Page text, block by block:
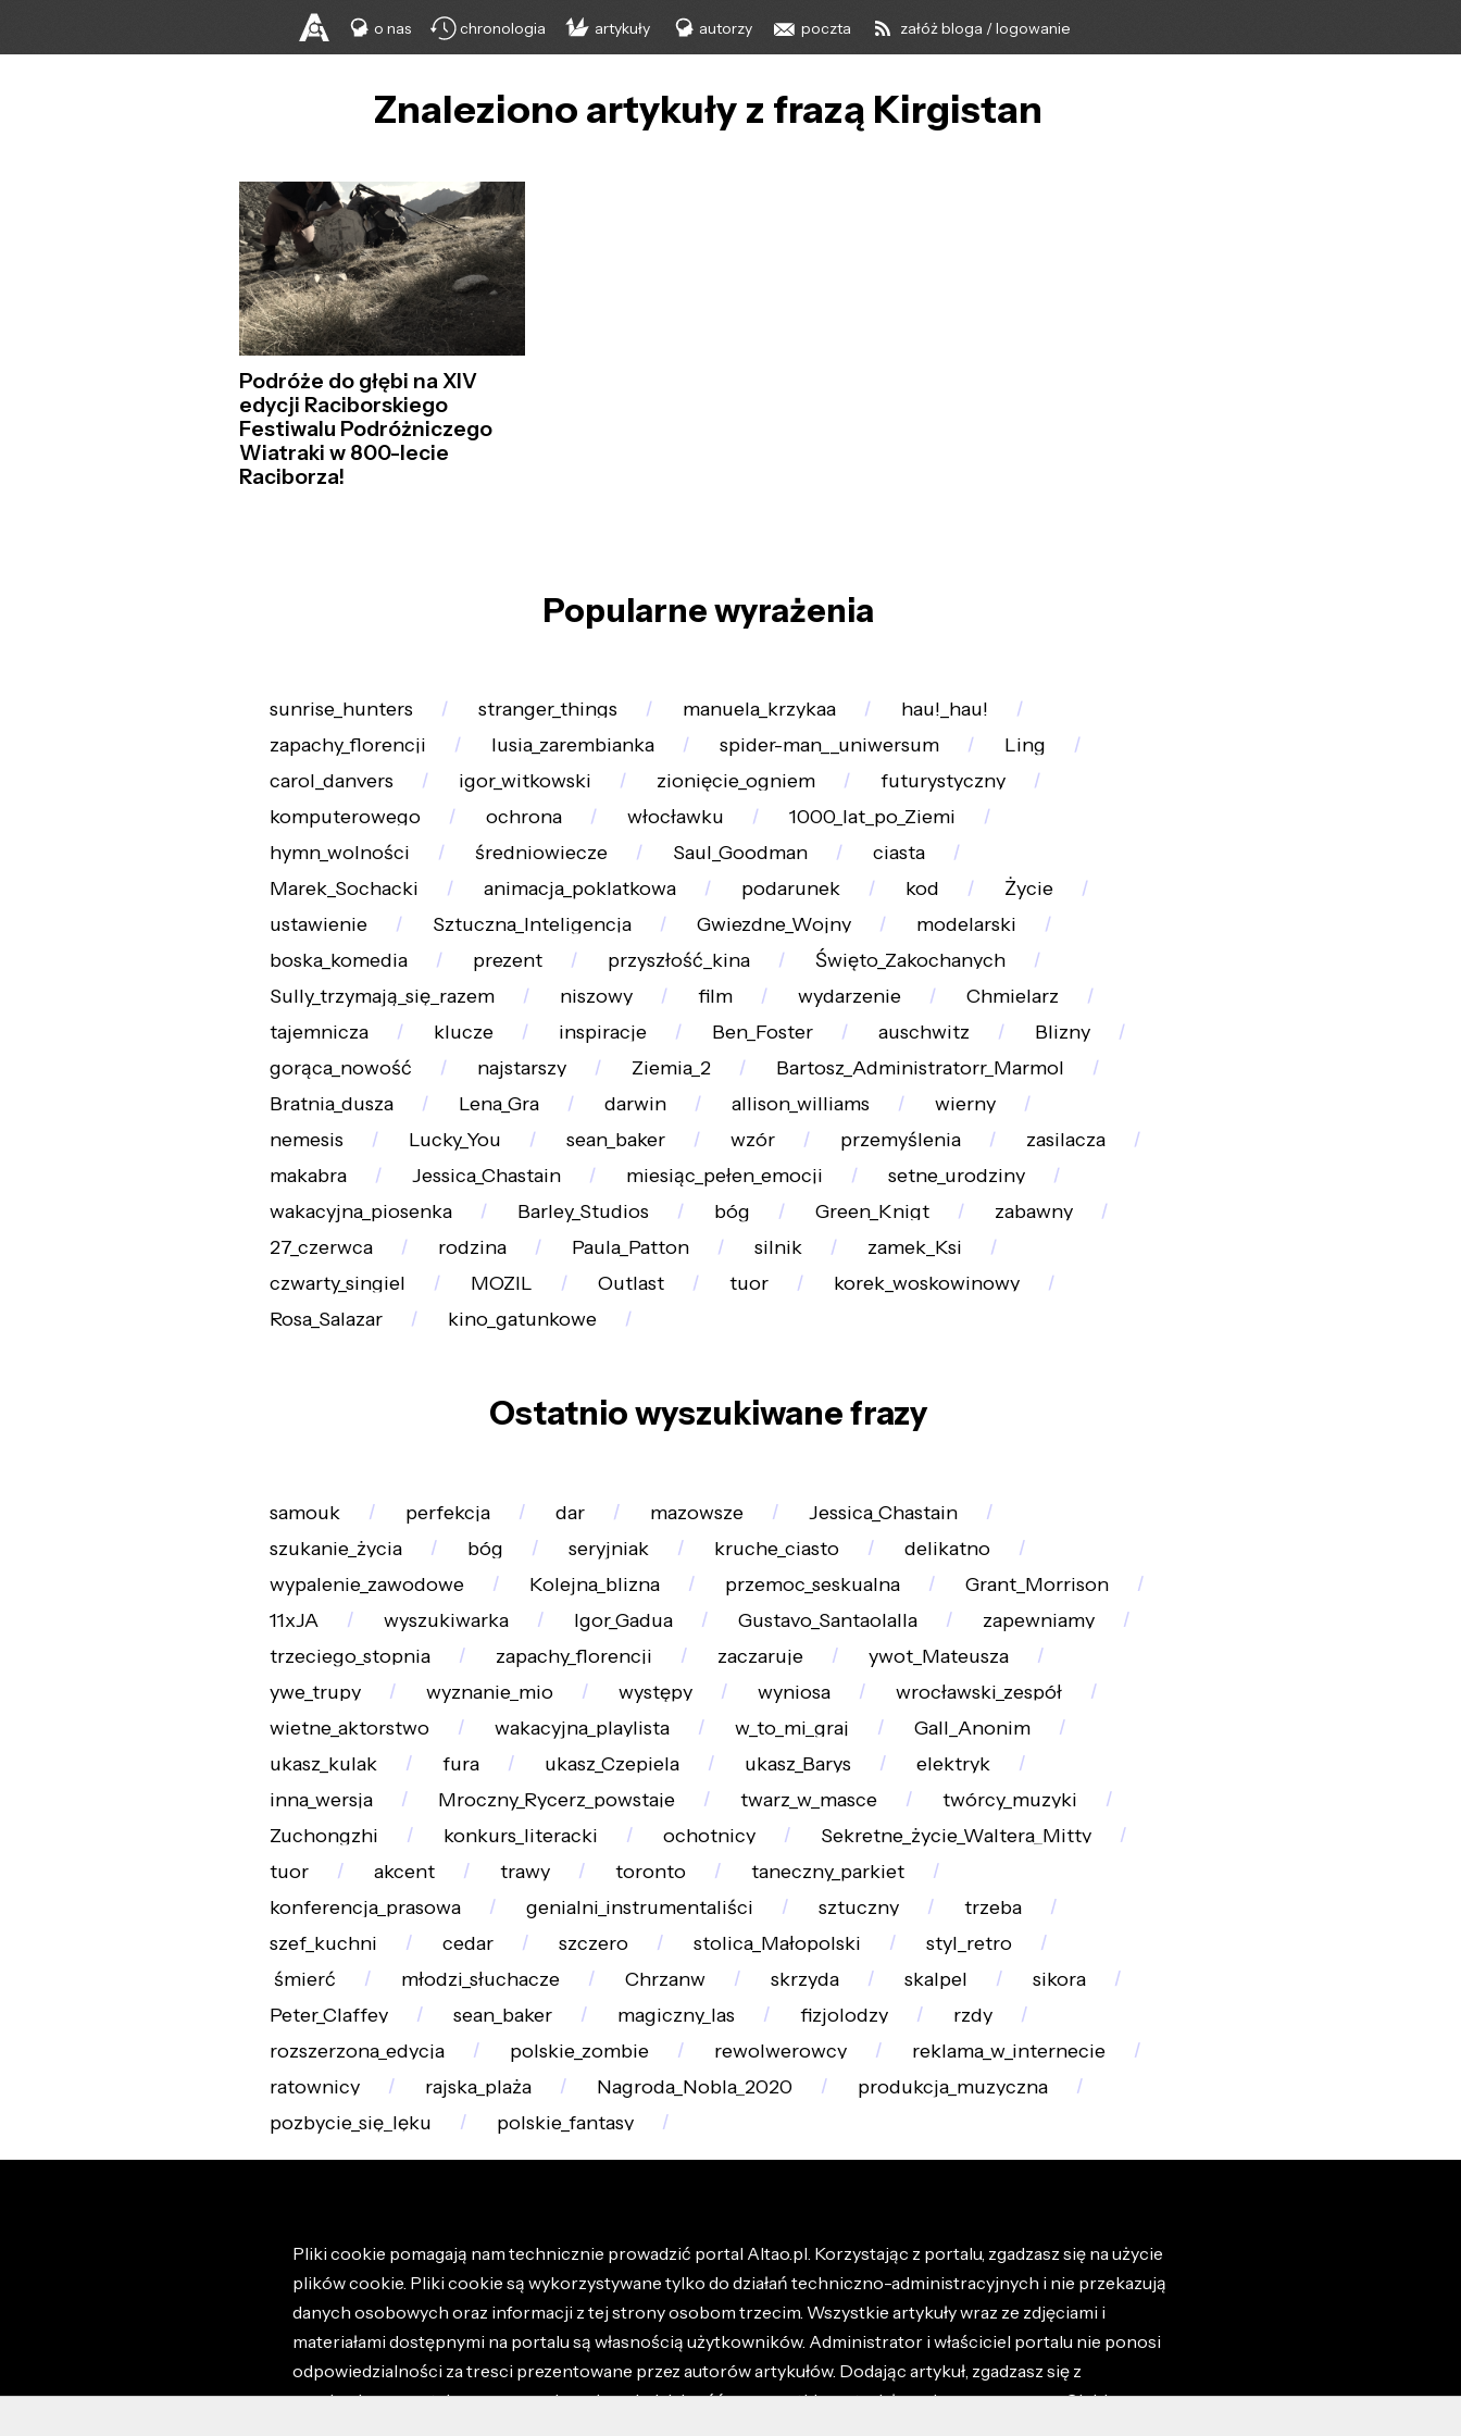
o nas chronologia artykuły autorzy poczta załóż bloga / logowanie
Znaleziono artykuły z frazą Kirgistan
Podróże do głębi na XIV
edycji Raciborskiego
Festiwalu Podróżniczego
Wiatraki w 800-lecie
Raciborza!
Popularne wyrażenia
sunrise_hunters stranger_things manuela_krzykaa
hau!_hau!
zapachy_florencji
lusia_zarembianka spider-man__uniwersum
Ling
carol_danvers
igor_witkowski zionięcie_ogniem
futurystyczny
komputerowego
ochrona włocławku
1000_lat_po_Ziemi
hymn_wolności
średniowiecze Saul_Goodman
ciasta
Marek_Sochacki
animacja_poklatkowa podarunek kod
Życie
ustawienie
Sztuczna_Inteligencja Gwiezdne_Wojny
modelarski
boska_komedia
prezent przyszłość_kina
Święto_Zakochanych
Sully_trzymają_się_razem
niszowy film wydarzenie
Chmielarz
tajemnicza
klucze inspiracje Ben_Foster auschwitz
Blizny
gorąca_nowość
najstarszy Ziemia_2
Bartosz_Administratorr_Marmol
Bratnia_dusza
Lena_Gra darwin allison_williams
wierny
nemesis
Lucky_You sean_baker wzór przemyślenia
zasilacza
makabra
Jessica_Chastain miesiąc_pełen_emocji
setne_urodziny
wakacyjna_piosenka
Barley_Studios bóg Green_Knigt
zabawny
27_czerwca
rodzina Paula_Patton silnik
zamek_Ksi
czwarty_singiel
MOZIL Outlast tuor
korek_woskowinowy
Rosa_Salazar
kino_gatunkowe
Ostatnio wyszukiwane frazy
samouk perfekcja dar mazowsze
Jessica_Chastain
szukanie_życia
bóg seryjniak kruche_ciasto
delikatno
wypalenie_zawodowe
Kolejna_blizna przemoc_seskualna
Grant_Morrison
11xJA
wyszukiwarka Igor_Gadua Gustavo_Santaolalla
zapewniamy
trzeciego_stopnia
zapachy_florencji zaczaruje
ywot_Mateusza
ywe_trupy
wyznanie_mio występy wyniosa
wrocławski_zespół
wietne_aktorstwo
wakacyjna_playlista w_to_mi_graj
Gall_Anonim
ukasz_kulak
fura ukasz_Czepiela ukasz_Barys
elektryk
inna_wersja
Mroczny_Rycerz_powstaje twarz_w_masce
twórcy_muzyki
Zuchongzhi
konkurs_literacki ochotnicy
Sekretne_życie_Waltera_Mitty
tuor
akcent trawy toronto
taneczny_parkiet
konferencja_prasowa
genialni_instrumentaliści sztuczny
trzeba
szef_kuchni
cedar szczero stolica_Małopolski
styl_retro
śmierć
młodzi_słuchacze Chrzanw skrzyda skalpel
sikora
Peter_Claffey
sean_baker magiczny_las fizjolodzy
rzdy
rozszerzona_edycja
polskie_zombie rewolwerowcy
reklama_w_internecie
ratownicy
rajska_plaża Nagroda_Nobla_2020
produkcja_muzyczna
pozbycie_się_lęku
polskie_fantasy
Pliki cookie pomagają nam technicznie prowadzić portal Altao.pl. Korzystając z portalu, zgadzasz się na użycie
plików cookie. Pliki cookie są wykorzystywane tylko do działań techniczno-administracyjnych i nie przekazują
danych osobowych oraz informacji z tej strony osobom trzecim. Wszystkie artykuły wraz ze zdjęciami i
materiałami dostępnymi na portalu są własnością użytkowników. Administrator i właściciel portalu nie ponosi
odpowiedzialności za tresci prezentowane przez autorów artykułów. Dodając artykuł, zgadzasz się z
regulaminem portalu oraz ponosisz odpowiedzialność za wszystkie materiały umieszczone przez Ciebie na